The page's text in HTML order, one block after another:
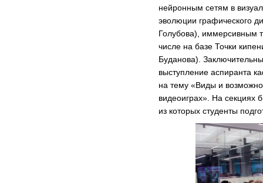
нейронным сетям в
эволюции графического
Голубова), иммерсивным
числе на базе Точки
Буданова).
выступление аспиранта
на тему «Виды и
видеоиграх». На секциях
из которых студенты